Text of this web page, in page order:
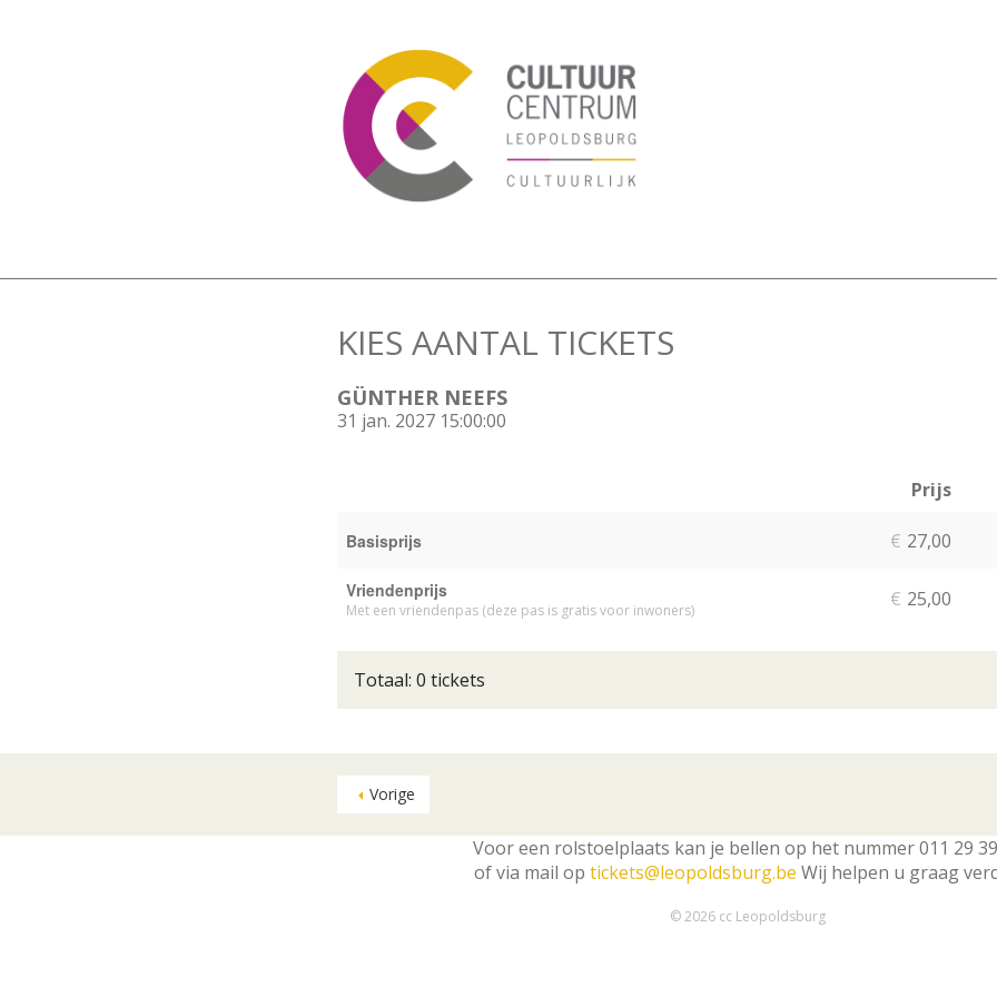
KIES AANTAL TICKETS
GÜNTHER NEEFS
31 jan. 2027 15:00:00
Prijs
Basisprijs € 27,00
Vriendenprijs
Met een vriendenpas (deze pas is gratis voor inwoners) € 25,00
Totaal: 0 tickets
Vorige
Voor een rolstoelplaats kan je bellen op het nummer 011 29
of via mail op tickets@leopoldsburg.be Wij helpen u graag
© 2026 cc Leopoldsburg